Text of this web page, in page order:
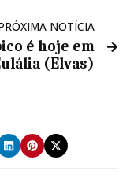
NOTÍCIA
é hoje em
(Elvas)